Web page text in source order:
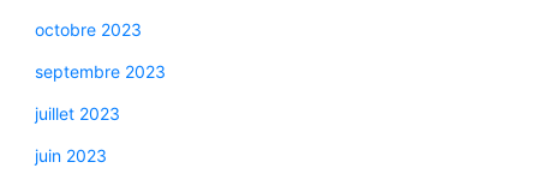
octobre 2023
septembre 2023
juillet 2023
juin 2023